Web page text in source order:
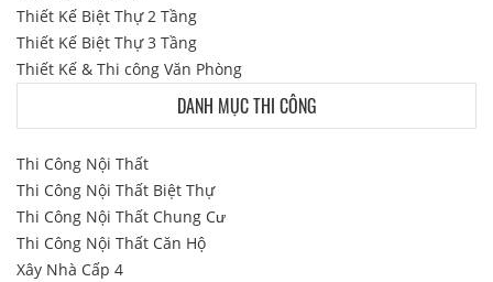
Thiết Kế Biệt Thự 2 Tầng
Thiết Kế Biệt Thự 3 Tầng
Thiết Kế & Thi công Văn Phòng
DANH MỤC THI CÔNG
Thi Công Nội Thất
Thi Công Nội Thất Biệt Thự
Thi Công Nội Thất Chung Cư
Thi Công Nội Thất Căn Hộ
Xây Nhà Cấp 4